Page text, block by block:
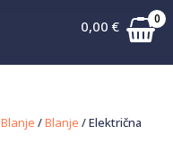
0,00 € 0
Blanje /Blanje / Električna